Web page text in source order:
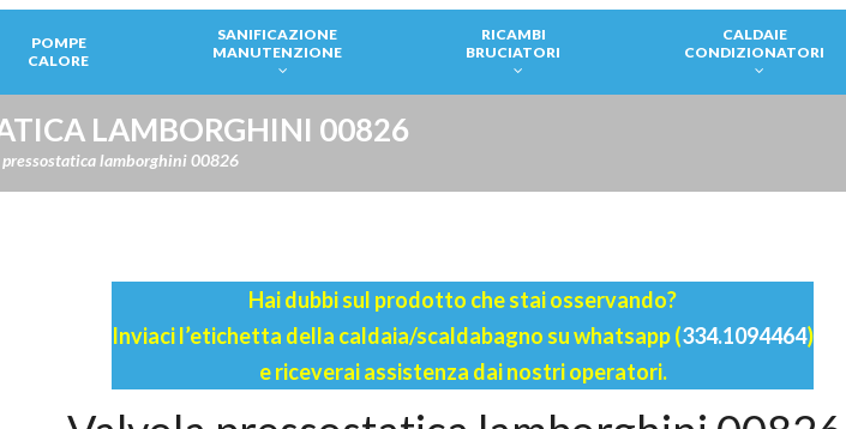
POMPE
CALORE
SANIFICAZIONE
MANUTENZIONE
RICAMBI
BRUCIATORI
CALDAIE
CONDIZIONATORI
LAMBORGHINI 00826
pressostatica lamborghini 00826
Hai dubbi sul prodotto che stai osservando?
Inviaci l’etichetta della caldaia/scaldabagno su whatsapp (334.1094464)
e riceverai assistenza dai nostri operatori.